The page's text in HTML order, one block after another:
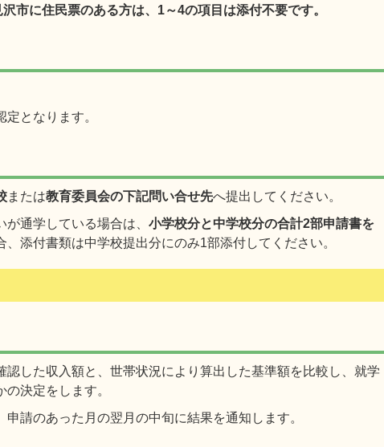
市に住民票のある方は、1～4の項目は添付不要です。
となります。
または教育委員会の下記問い合せ先へ提出してください。
通学している場合は、 小学校分と中学校分の合計2部申請書を
、添付書類は中学校提出分にのみ1部添付してください。
認した収入額と、世帯状況により算出した基準額を比較し、就学
決定をします。
請のあった月の翌月の中旬に結果を通知します。